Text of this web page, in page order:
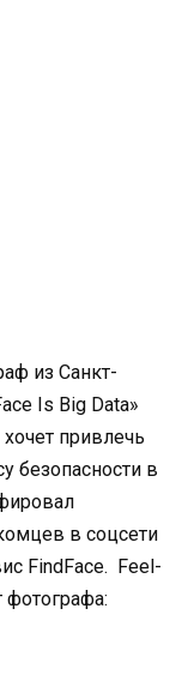
из Санкт-
Is Big Data»
привлечь
безопасности в
в соцсети
FindFace. Feel-
фотографа: